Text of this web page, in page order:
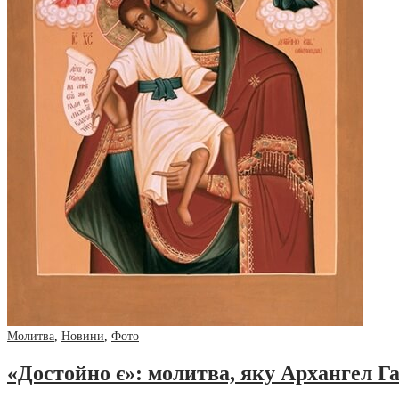
Молитва, Новини, Фото
«Достойно є»: молитва, яку Архангел